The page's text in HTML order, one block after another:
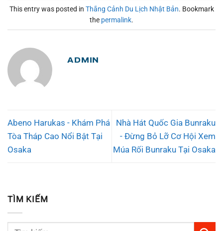
This entry was posted in Thắng Cảnh Du Lịch Nhật Bản. Bookmark
the permalink.
ADMIN
Abeno Harukas - Khám Phá
Tòa Tháp Cao Nổi Bật Tại
Osaka
Nhà Hát Quốc Gia Bunraku
- Đừng Bỏ Lỡ Cơ Hội Xem
Múa Rối Bunraku Tại Osaka
TÌM KIẾM